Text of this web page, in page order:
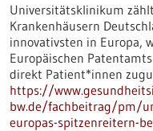
Universitätsklinikum
Krankenhäusern
innovativsten in Europa,
Europäischen
direkt Patient*innen
https://
bw.de/fachbeitrag/pm/
europas-spitzenreitern-